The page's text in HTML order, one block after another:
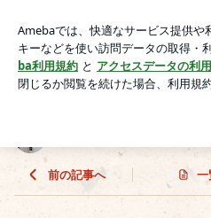
道場のブログアプリをダウンロードして ブログ
ょう。
前の記事へ 一